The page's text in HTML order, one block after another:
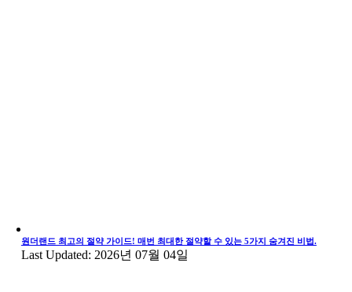
원더랜드 최고의 절약 가이드! 매번 최대한 절약할 수 있는 5가지 숨겨진 비법.
Last Updated: 2026년 07월 04일